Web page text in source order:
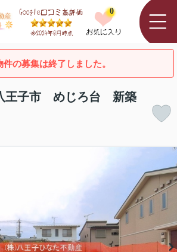
0
件の募集は終了しました。
王子市 めじろ台 新築